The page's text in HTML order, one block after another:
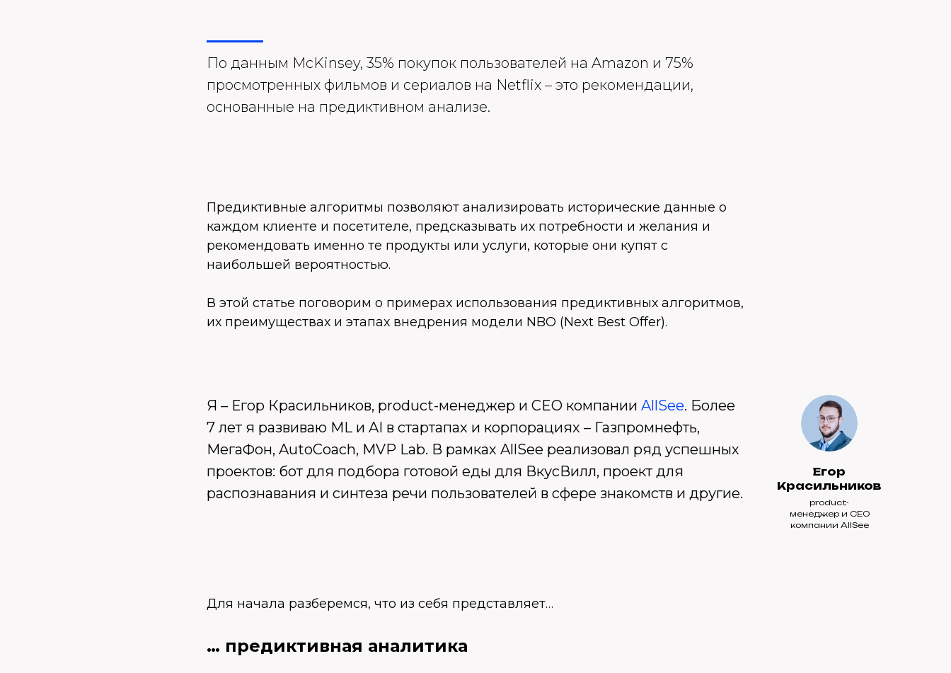
По данным McKinsey, 35% покупок пользователей на Amazon и 75%
просмотренных фильмов и сериалов на Netflix – это рекомендации,
основанные на предиктивном анализе.
Предиктивные алгоритмы позволяют анализировать исторические данные о
каждом клиенте и посетителе, предсказывать их потребности и желания и
рекомендовать именно те продукты или услуги, которые они купят с
наибольшей вероятностью.
В этой статье поговорим о примерах использования предиктивных алгоритмов,
их преимуществах и этапах внедрения модели NBO (Next Best Offer).
Я – Егор Красильников, product-менеджер и CEO компании AllSee. Более
7 лет я развиваю ML и AI в стартапах и корпорациях – Газпромнефть,
МегаФон, AutoCoach, MVP Lab. В рамках AllSee реализовал ряд успешных
проектов: бот для подбора готовой еды для ВкусВилл, проект для
распознавания и синтеза речи пользователей в сфере знакомств и другие.
Егор
Красильников
product-
менеджер и CEO
компании AllSee
Для начала разберемся, что из себя представляет…
… предиктивная аналитика